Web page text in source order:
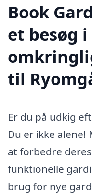
Book
et besøg i
til
Er du på udkig
Du er ikke
at forbedre
funktionelle
brug for nye